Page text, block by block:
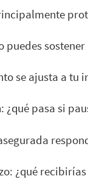
puedes
se ajusta a tu
¿qué pasa si
¿qué